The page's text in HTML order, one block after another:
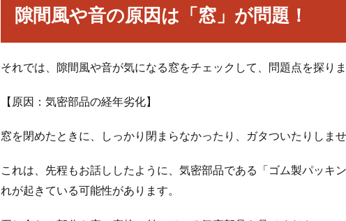
隙間風や音の原因は「窓」が問題！
それでは、隙間風や音が気になる窓をチェックして、問題点を探りま
【原因：気密部品の経年劣化】
窓を閉めたときに、しっかり閉まらなかったり、ガタついたりしま
これは、先程もお話ししたように、気密部品である「ゴム製パッキ
れが起きている可能性があります。